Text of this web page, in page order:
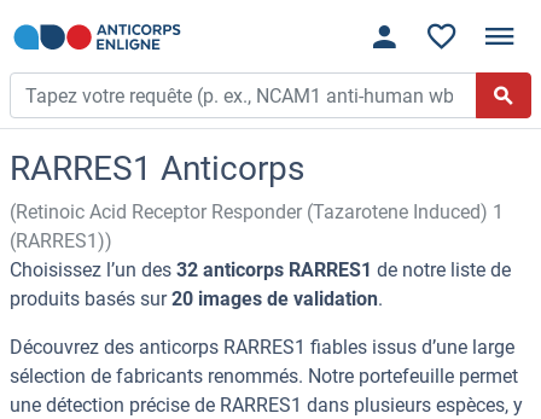
RARRES1 Anticorps
(Retinoic Acid Receptor Responder (Tazarotene Induced) 1
(RARRES1))
Choisissez l’un des 32 anticorps RARRES1 de notre liste de
produits basés sur20 images de validation.
Découvrez des anticorps RARRES1 fiables issus d’une large
sélection de fabricants renommés. Notre portefeuille permet
une détection précise de RARRES1 dans plusieurs espèces, y